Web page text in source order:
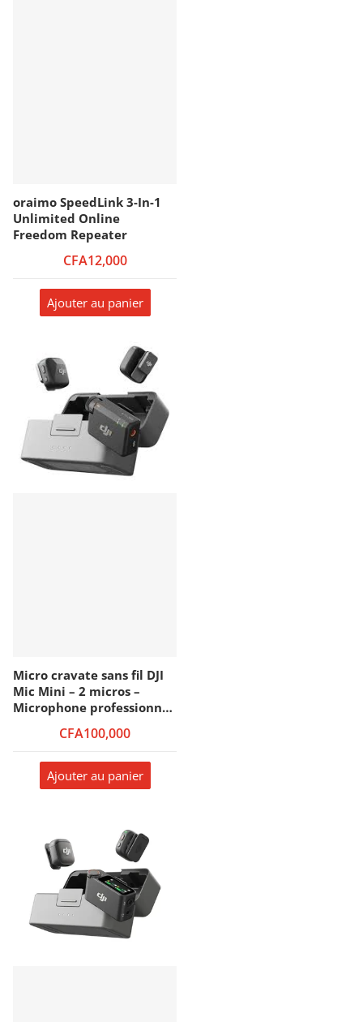
oraimo SpeedLink 3-In-1
Unlimited Online
Freedom Repeater
CFA12,000
Ajouter au panier
Micro cravate sans fil DJI
Mic Mini – 2 micros –
Microphone professionnel
microphone intégré –
d’autonomie – Annulation
active du bruit
CFA100,000
Ajouter au panier